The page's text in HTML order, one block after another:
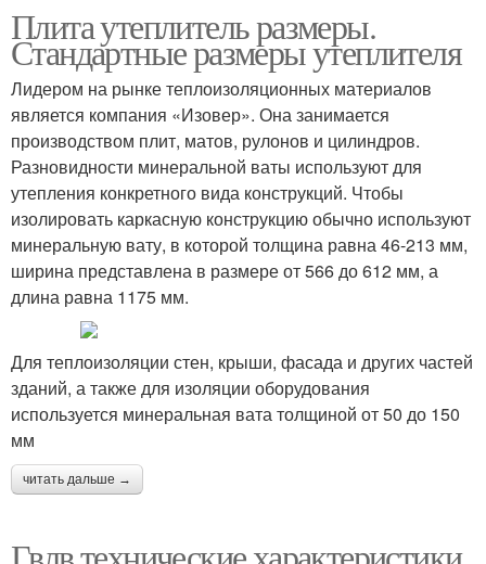
Плита утеплитель размеры.
Стандартные размеры утеплителя
Лидером на рынке теплоизоляционных материалов
является компания «Изовер». Она занимается
производством плит, матов, рулонов и цилиндров.
Разновидности минеральной ваты используют для
утепления конкретного вида конструкций. Чтобы
изолировать каркасную конструкцию обычно используют
минеральную вату, в которой толщина равна 46-213 мм,
ширина представлена в размере от 566 до 612 мм, а
длина равна 1175 мм.
Для теплоизоляции стен, крыши, фасада и других частей
зданий, а также для изоляции оборудования
используется минеральная вата толщиной от 50 до 150
мм
читать дальше →